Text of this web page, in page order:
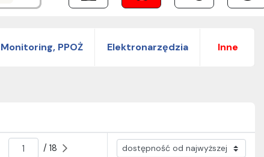
Monitoring, PPOŻ Elektronarzędzia Inne
/ 18